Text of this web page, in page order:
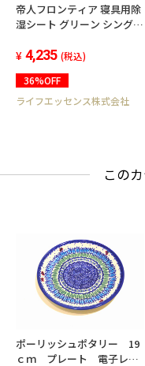
帝人フロンティア 寝具用除
湿シート グリーン シングル
Plus 防ダニ抗菌防臭 日本製
4,235 (税込)
36%OFF
ライフエッセンス株式会社
この
ポーリッシュポタリー 19
ｃｍ プレート 電子レン